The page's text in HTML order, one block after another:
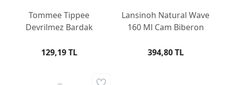
Tommee Tippee
Devrilmez Bardak
129,19 TL
Lansinoh Natural Wave
160 Ml Cam Biberon
394,80 TL